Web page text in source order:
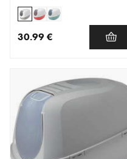
30.99 €